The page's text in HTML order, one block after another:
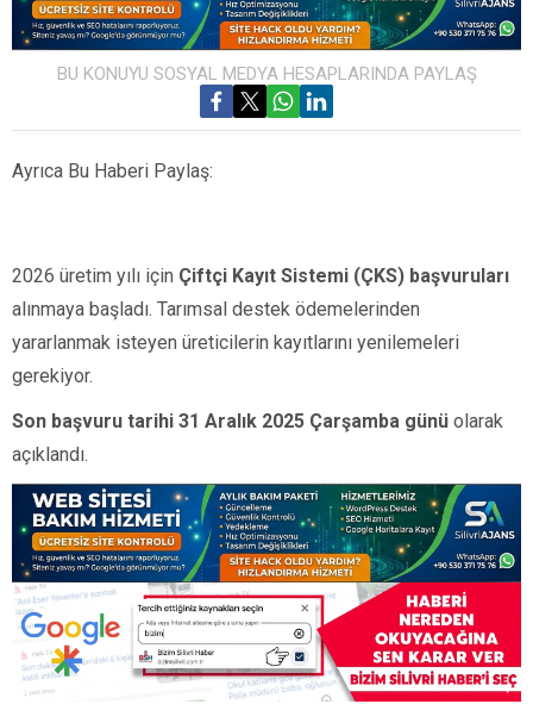
BU KONUYU SOSYAL MEDYA HESAPLARINDA PAYLAŞ
Ayrıca Bu Haberi Paylaş:
2026 üretim yılı için Çiftçi Kayıt Sistemi (ÇKS) başvuruları
alınmaya başladı. Tarımsal destek ödemelerinden
yararlanmak isteyen üreticilerin kayıtlarını yenilemeleri
gerekiyor.
Son başvuru tarihi 31 Aralık 2025 Çarşamba günü olarak
açıklandı.